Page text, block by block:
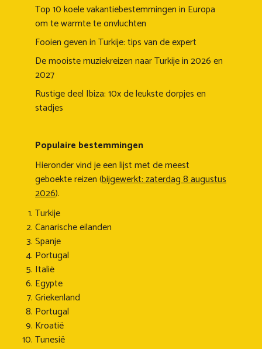
Top 10 koele vakantiebestemmingen in Europa
om te warmte te onvluchten
Fooien geven in Turkije: tips van de expert
De mooiste muziekreizen naar Turkije in 2026 en
2027
Rustige deel Ibiza: 10x de leukste dorpjes en
stadjes
Populaire bestemmingen
Hieronder vind je een lijst met de meest
geboekte reizen (bijgewerkt: zaterdag 8 augustus
2026).
Turkije
Canarische eilanden
Spanje
Portugal
Italië
Egypte
Griekenland
Portugal
Kroatië
Tunesië